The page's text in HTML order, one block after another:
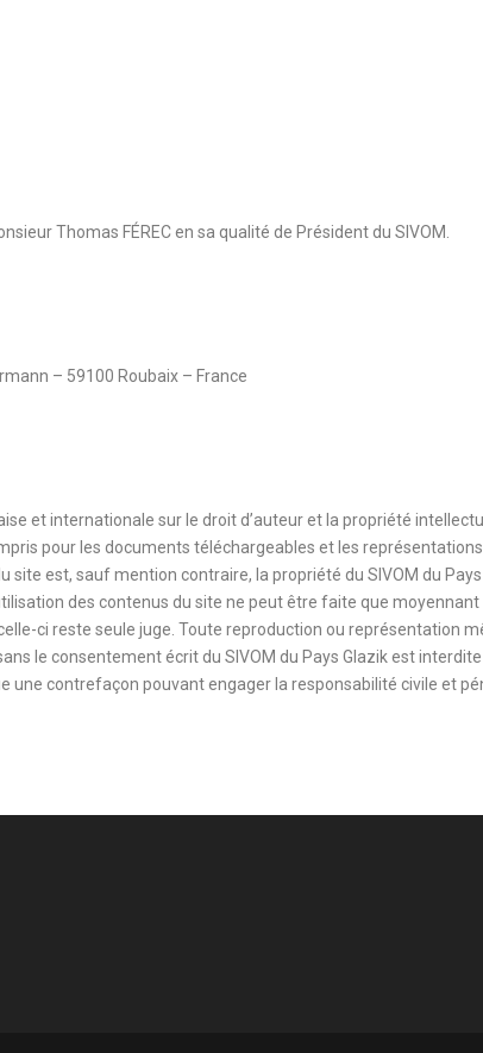
Thomas FÉREC en sa qualité de Président du SIVOM.
– 59100 Roubaix – France
et internationale sur le droit d’auteur et la propriété
pour les documents téléchargeables et les représentations
est, sauf mention contraire, la propriété du SIVOM du Pays
des contenus du site ne peut être faite que moyennant
ci reste seule juge. Toute reproduction ou représentation
le consentement écrit du SIVOM du Pays Glazik est
une contrefaçon pouvant engager la responsabilité civile et